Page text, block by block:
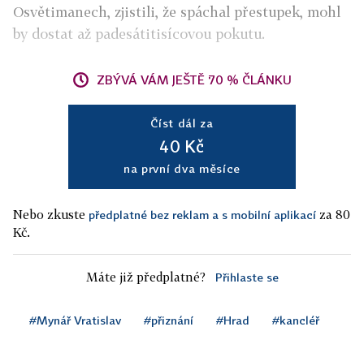
Osvětimanech, zjistili, že spáchal přestupek, mohl
by dostat až padesátitisícovou pokutu.
ZBÝVÁ VÁM JEŠTĚ 70 % ČLÁNKU
Číst dál za
40 Kč
na první dva měsíce
Nebo zkuste předplatné bez reklam a s mobilní aplikací za 80
Kč.
Máte již předplatné? Přihlaste se
#Mynář Vratislav #přiznání #Hrad #kancléř